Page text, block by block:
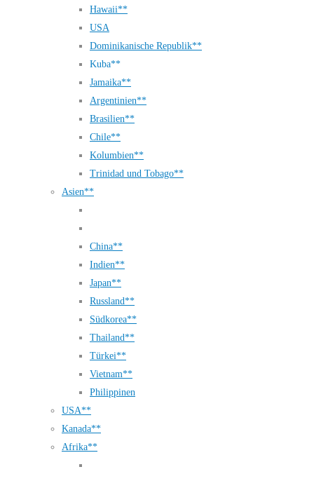
Hawaii**
USA
Dominikanische Republik**
Kuba**
Jamaika**
Argentinien**
Brasilien**
Chile**
Kolumbien**
Trinidad und Tobago**
Asien**
China**
Indien**
Japan**
Russland**
Südkorea**
Thailand**
Türkei**
Vietnam**
Philippinen
USA**
Kanada**
Afrika**